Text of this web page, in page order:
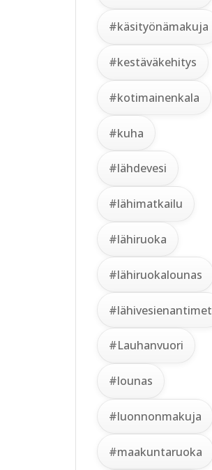
#käsityönämakuja
#kestäväkehitys
#kotimainenkala
#kuha
#lähdevesi
#lähimatkailu
#lähiruoka
#lähiruokalounas
#lähivesienantimet
#Lauhanvuori
#lounas
#luonnonmakuja
#maakuntaruoka